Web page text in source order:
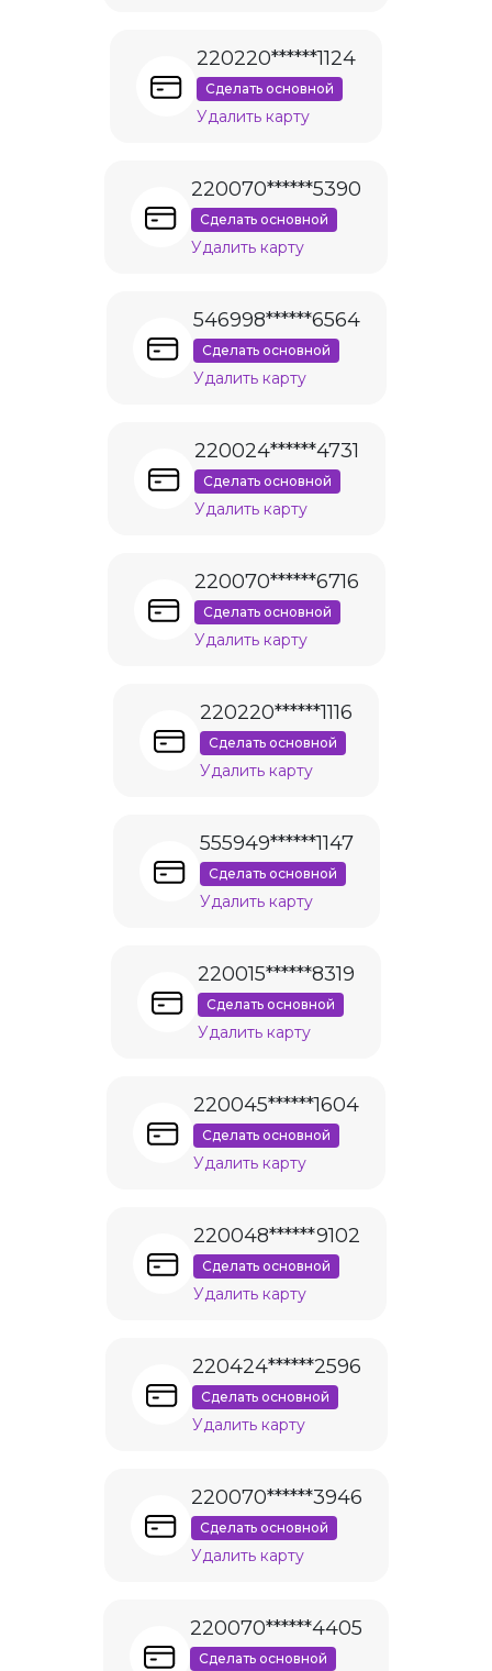
220220******1124
Сделать основной
Удалить карту
220070******5390
Сделать основной
Удалить карту
546998******6564
Сделать основной
Удалить карту
220024******4731
Сделать основной
Удалить карту
220070******6716
Сделать основной
Удалить карту
220220******1116
Сделать основной
Удалить карту
555949******1147
Сделать основной
Удалить карту
220015******8319
Сделать основной
Удалить карту
220045******1604
Сделать основной
Удалить карту
220048******9102
Сделать основной
Удалить карту
220424******2596
Сделать основной
Удалить карту
220070******3946
Сделать основной
Удалить карту
220070******4405
Сделать основной